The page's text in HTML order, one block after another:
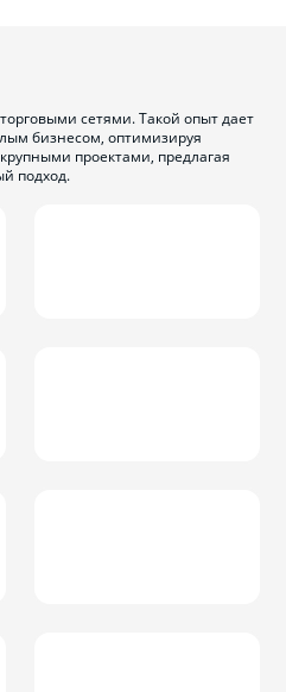
сетями. Такой опыт дает
бизнесом, оптимизируя
проектами, предлагая
подход.